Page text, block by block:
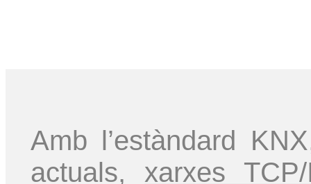
Amb l’estàndard
actuals, xarxes